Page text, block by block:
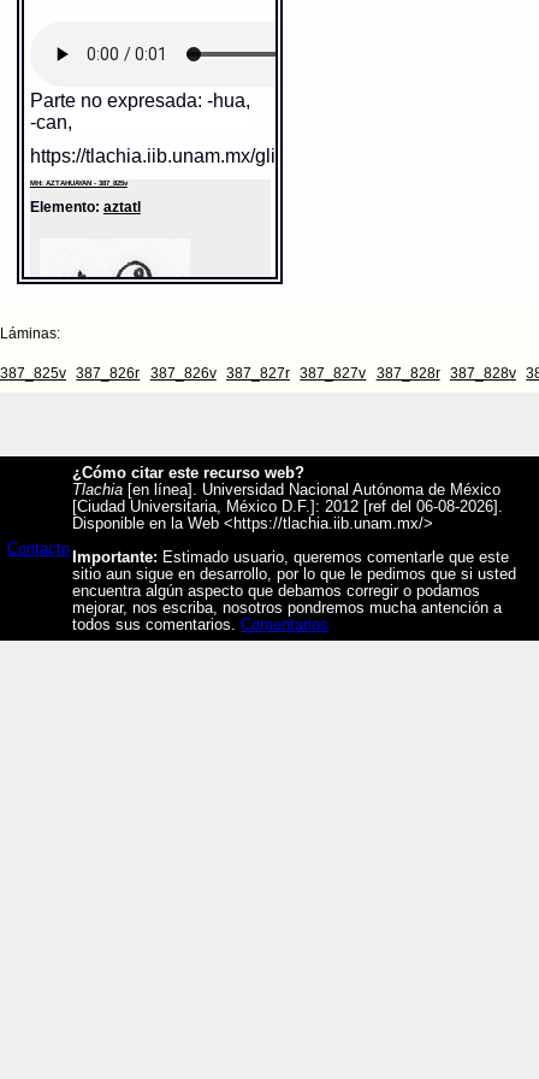
Sentido:
Valor fonético: ?
Parte no expresada: -hua,
-can,
https://tlachia.iib.unam.mx/glifo/387_825v_02
MH: AZTAHUAYAN - 387_825v
Elemento: aztatl
Sentido: garza
Valor fonético: azta
https://tlachia.iib.unam.mx/elemento/02.01.05
Paleografía:aztatl
Láminas:
387_825v 387_826r 387_826v 387_827r 387_827v 387_828r 387_828v
Contacto
¿Cómo citar este recurso web?
Tlachia [en línea]. Universidad Nacional Autónoma de México
[Ciudad Universitaria, México D.F.]: 2012 [ref del 06-08-2026].
Disponible en la Web <https://tlachia.iib.unam.mx/>
Importante: Estimado usuario, queremos comentarle que este
sitio aun sigue en desarrollo, por lo que le pedimos que si usted
encuentra algún aspecto que debamos corregir o podamos
mejorar, nos escriba, nosotros pondremos mucha antención a
todos sus comentarios.Comentarios